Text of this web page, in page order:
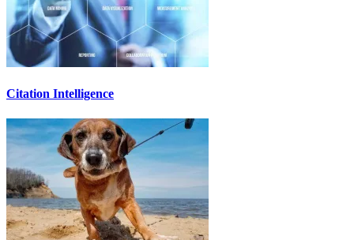
Citation Intelligence